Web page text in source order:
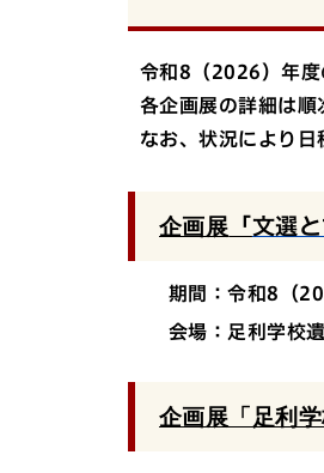
令和8（2026）年度
各企画展の詳細は順
なお、状況により日
企画展 「文選
期間：令和8（
会場：足利学校
企画展「足利